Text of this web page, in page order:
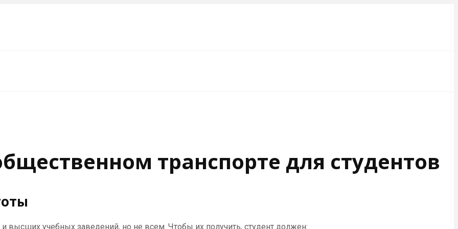
транспорте для студентов
учебных заведений, но не всем. Чтобы их получить, студент должен: